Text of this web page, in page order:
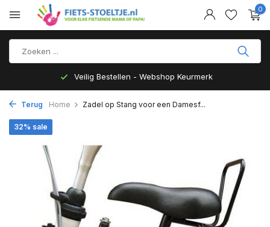
0
Veilig Bestellen - Webshop Keurmerk
Terug Home Zadel op Stang voor een Damesf...
32% sale